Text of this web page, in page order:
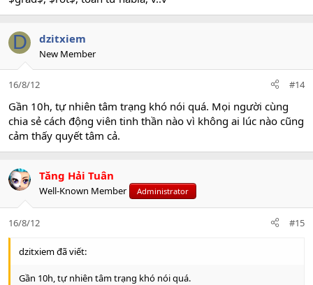
D dzitxiem
New Member
16/8/12 #14
Gần 10h, tự nhiên tâm trạng khó nói quá. Mọi người cùng
chia sẻ cách động viên tinh thần nào vì không ai lúc nào cũng
cảm thấy quyết tâm cả.
Tăng Hải Tuân
Well-Known Member Administrator
16/8/12 #15
dzitxiem đã viết:
Gần 10h, tự nhiên tâm trạng khó nói quá.